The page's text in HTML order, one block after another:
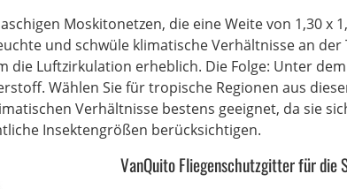
Moskitonetzen, die eine Weite von 1,30 x
und schwüle klimatische Verhältnisse an der
die Luftzirkulation erheblich. Die Folge: Unter
Wählen Sie für tropische Regionen aus
Verhältnisse bestens geeignet, da sie
Insektengrößen berücksichtigen.
VanQuito Fliegenschutzgitter für die